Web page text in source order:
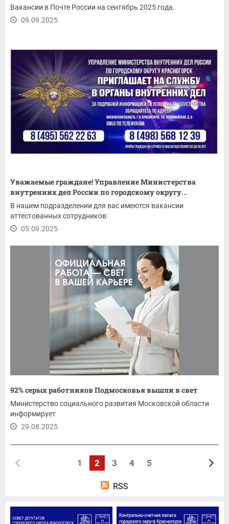
Вакансии в Почте России на сентябрь 2025 года.
09.09.2025
Уважаемые граждане! Управление Министерства
внутренних дел России по городскому округу...
В нашем подразделении для вас имеются вакансии
аттестованных сотрудников:
05.09.2025
92% серых работников Подмосковья вышли в свет
Министерство социального развития Московской области
информирует
29.08.2025
1 2 3 4 5
RSS